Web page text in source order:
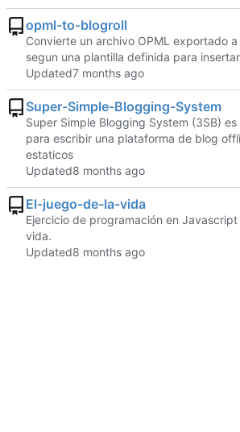
opml-to-blogroll
Convierte un archivo OPML exportado
segun una plantilla definida para
Updated
Super-Simple-Blogging-System
Super Simple Blogging System (3SB)
para escribir una plataforma de blog
estaticos
Updated
El-juego-de-la-vida
Ejercicio de programación en
vida.
Updated